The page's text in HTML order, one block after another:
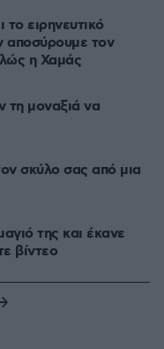
ειρηνευτικό
αποσύρουμε τον
η Χαμάς
τη μοναξιά να
σκύλο σας από μια
της και έκανε
βίντεο